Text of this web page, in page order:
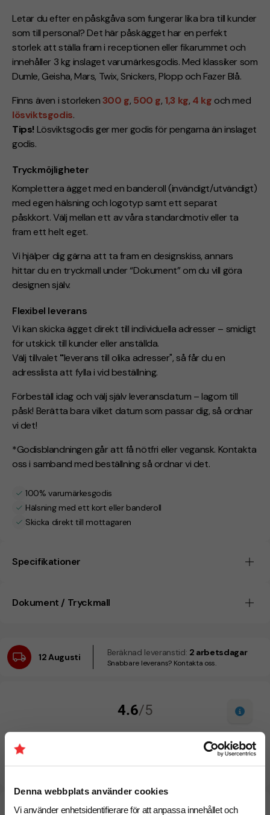
Denna webbplats använder cookies
Vi använder enhetsidentifierare för att anpassa innehållet och
Letar du efter en påskgåva som fungerar lika bra till kunder
som till personal? Det här påskägget har en perfekt
storlek att ställa fram i receptionen eller fikarummet och
innehåller 3 kg inslaget varumärkesgodis. Med klassiker som
Dumle, Geisha, Mars, Twix, Snickers, Plopp och Fazer Blå.
Finns även i storleken300 g, 500 g, 1,3 kg, 4 kg och med
lösviktsgodis.
Tips! Lösviktsgodis ger mer godis för pengarna än inslaget
godis.
Tryckmöjligheter
Komplettera ägget med en banderoll (invändigt/utvändigt)
med egen hälsning och logotyp samt ett separat
påskkort. Välj mellan ett av våra standardmotiv eller ta
fram ett helt eget.
Vi hjälper dig gärna att ta fram en designskiss, annars
hittar du en tryckmall under “Dokument” om du vill göra
designen själv.
Flexibel leverans
Vi kan skicka ägget direkt till individuella adresser – smidigt
för utskick till kunder eller anställda.
Välj tillvalet "leverans till olika adresser", så får du en
adresslista att fylla i vid beställning.
Förbeställ idag och välj själv leveransdatum – lagom till
påsk! Berätta bara vilket datum som passar dig, så ordnar
vi det!
*Godisblandningen går att få nötfri eller vegansk. Kontakta
oss i samband med beställning så ordnar vi det.
100% varumärkesgodis
Hälsning med ett kort eller banderoll
Skicka direkt till mottagaren
Specifikationer
Dokument / Tryckmall
12 Augusti Beräknad leveranstid: 2 arbetsdagar
Snabbare leverans? Kontakta oss.
Designskiss inom 1 h